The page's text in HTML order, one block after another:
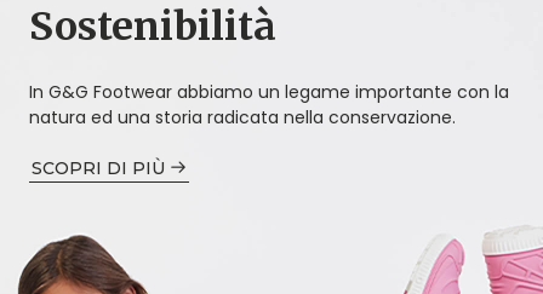
Sostenibilità
In G&G Footwear abbiamo un legame importante con la
natura ed una storia radicata nella conservazione.
SCOPRI DI PIÙ